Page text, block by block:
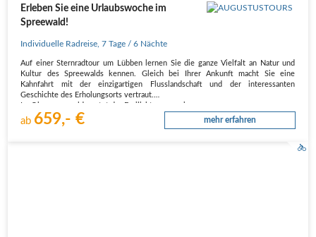
Erleben Sie eine Urlaubswoche im
Spreewald!
Individuelle Radreise ,7 Tage / 6 Nächte
Auf einer Sternradtour um Lübben lernen Sie die ganze Vielfalt an Natur und
Kultur des Spreewalds kennen. Gleich bei Ihrer Ankunft macht Sie eine
Kahnfahrt mit der einzigartigen Flusslandschaft und der interessanten
Geschichte des Erholungsorts vertraut.
ab 659,- € mehr erfahren